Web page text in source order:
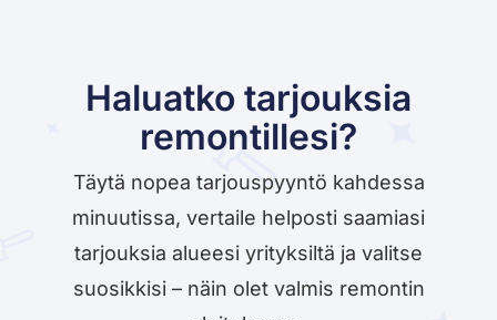
Haluatko tarjouksia
remontillesi?
Täytä nopea tarjouspyyntö kahdessa
minuutissa, vertaile helposti saamiasi
tarjouksia alueesi yrityksiltä ja valitse
suosikkisi – näin olet valmis remontin